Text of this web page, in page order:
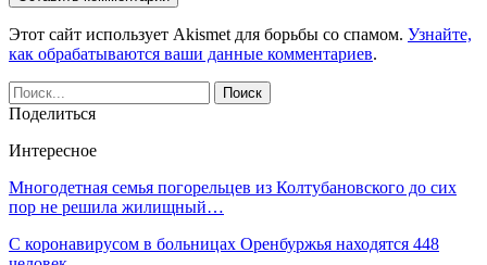
Этот сайт использует Akismet для борьбы со спамом. Узнайте,
как обрабатываются ваши данные комментариев.
Поделиться
Интересное
Многодетная семья погорельцев из Колтубановского до сих
пор не решила жилищный…
С коронавирусом в больницах Оренбуржья находятся 448